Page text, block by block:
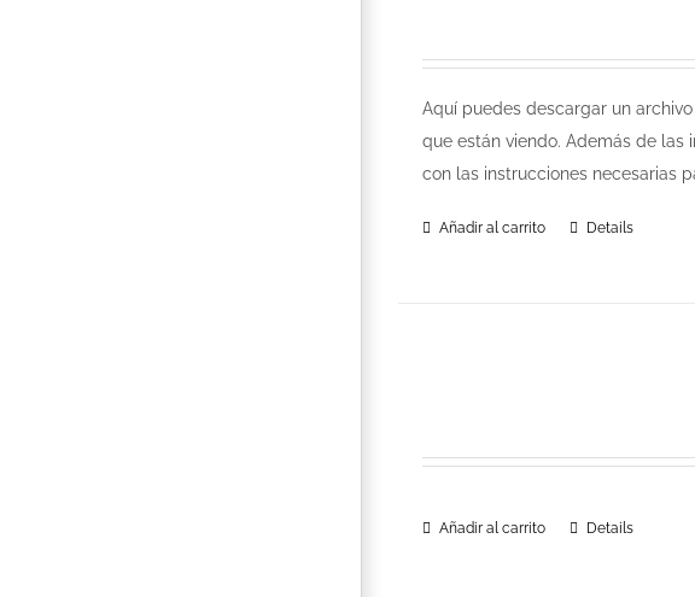
Aquí puedes descargar un
que están viendo. Además de las
con las instrucciones necesarias
Añadir al carrito Details
Añadir al carrito Details